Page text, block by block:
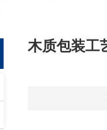
木质包装工